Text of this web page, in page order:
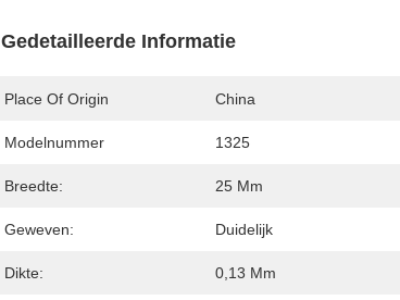
Gedetailleerde Informatie
Place Of Origin China
Modelnummer 1325
Breedte: 25 Mm
Geweven: Duidelijk
Dikte: 0,13 Mm